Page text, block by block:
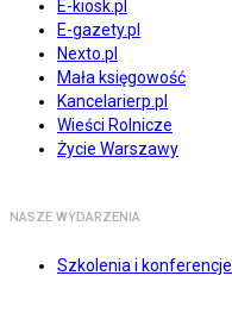
E-kiosk.pl
E-gazety.pl
Nexto.pl
Mała księgowość
Kancelarierp.pl
Wieści Rolnicze
Życie Warszawy
NASZE WYDARZENIA
Szkolenia i konferencje